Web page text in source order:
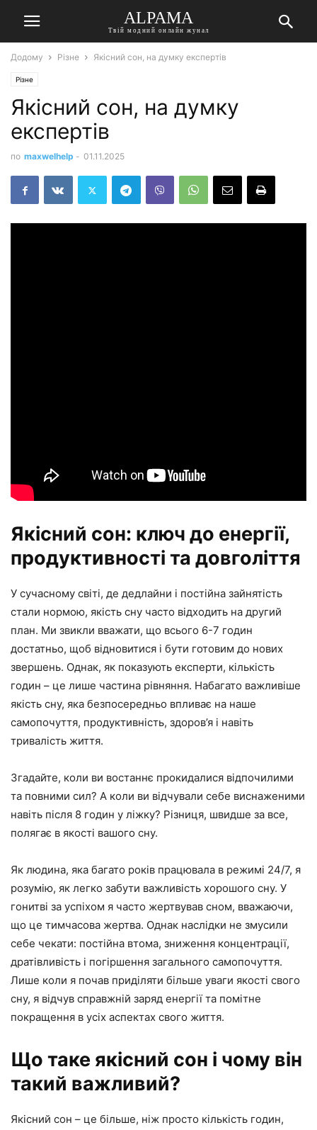
ALPAMA
Твій модний онлайн жунал
Додому Різне Якісний сон, на думку експертів
Різне
Якісний сон, на думку
експертів
по maxwelhelp - 01.11.2025
Якісний сон: ключ до енергії,
продуктивності та довголіття
У сучасному світі, де дедлайни і постійна зайнятість
стали нормою, якість сну часто відходить на другий
план. Ми звикли вважати, що всього 6-7 годин
достатньо, щоб відновитися і бути готовим до нових
звершень. Однак, як показують експерти, кількість
годин – це лише частина рівняння. Набагато важливіше
якість сну, яка безпосередньо впливає на наше
самопочуття, продуктивність, здоров’я і навіть
тривалість життя.
Згадайте, коли ви востаннє прокидалися відпочилими
та повними сил? А коли ви відчували себе виснаженими
навіть після 8 годин у ліжку? Різниця, швидше за все,
полягає в якості вашого сну.
Як людина, яка багато років працювала в режимі 24/7, я
розумію, як легко забути важливість хорошого сну. У
гонитві за успіхом я часто жертвував сном, вважаючи,
що це тимчасова жертва. Однак наслідки не змусили
себе чекати: постійна втома, зниження концентрації,
дратівливість і погіршення загального самопочуття.
Лише коли я почав приділяти більше уваги якості свого
сну, я відчув справжній заряд енергії та помітне
покращення в усіх аспектах свого життя.
Що таке якісний сон і чому він
такий важливий?
Якісний сон – це більше, ніж просто кількість годин,